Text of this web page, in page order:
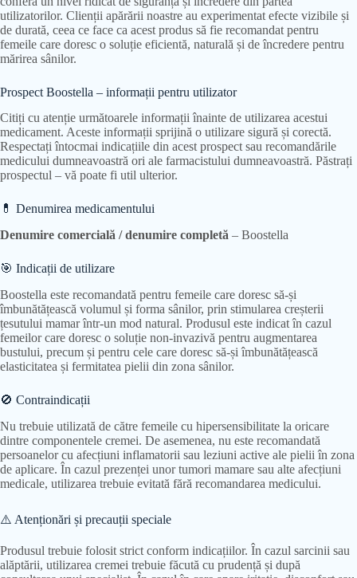
utilizatorilor. Clienții apărării noastre au experimentat efecte vizibile și
de durată, ceea ce face ca acest produs să fie recomandat pentru
femeile care doresc o soluție eficientă, naturală și de încredere pentru
mărirea sânilor.
Prospect Boostella – informații pentru utilizator
Citiți cu atenție următoarele informații înainte de utilizarea acestui
medicament. Aceste informații sprijină o utilizare sigură și corectă.
Respectați întocmai indicațiile din acest prospect sau recomandările
medicului dumneavoastră ori ale farmacistului dumneavoastră. Păstrați
prospectul – vă poate fi util ulterior.
💊 Denumirea medicamentului
Denumire comercială / denumire completă – Boostella
🎯 Indicații de utilizare
Boostella este recomandată pentru femeile care doresc să-și
îmbunătățească volumul și forma sânilor, prin stimularea creșterii
țesutului mamar într-un mod natural. Produsul este indicat în cazul
femeilor care doresc o soluție non-invazivă pentru augmentarea
bustului, precum și pentru cele care doresc să-și îmbunătățească
elasticitatea și fermitatea pielii din zona sânilor.
🚫 Contraindicații
Nu trebuie utilizată de către femeile cu hipersensibilitate la oricare
dintre componentele cremei. De asemenea, nu este recomandată
persoanelor cu afecțiuni inflamatorii sau leziuni active ale pielii în zona
de aplicare. În cazul prezenței unor tumori mamare sau alte afecțiuni
medicale, utilizarea trebuie evitată fără recomandarea medicului.
⚠️ Atenționări și precauții speciale
Produsul trebuie folosit strict conform indicațiilor. În cazul sarcinii sau
alăptării, utilizarea cremei trebuie făcută cu prudență și după